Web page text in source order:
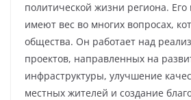
политической жизни региона.
имеют вес во многих вопросах,
общества. Он работает над
проектов, направленных на
инфраструктуры, улучшение
местных жителей и создание